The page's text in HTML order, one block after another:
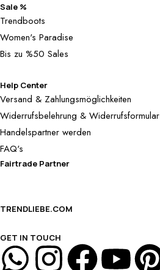
Sale %
Trendboots
Women's Paradise
Bis zu %50 Sales
Help Center
Versand & Zahlungsmöglichkeiten
Widerrufsbelehrung & Widerrufsformular
Handelspartner werden
FAQ's
Fairtrade Partner
TRENDLIEBE.COM
GET IN TOUCH